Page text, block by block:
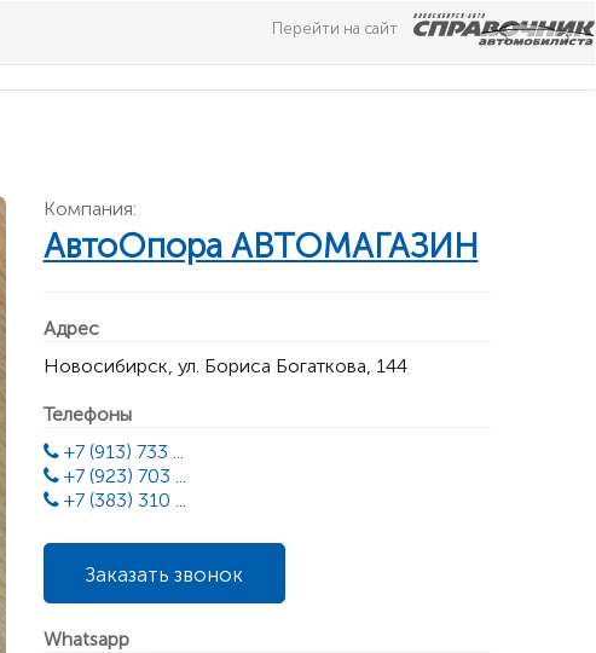
Перейти на сайт
Компания:
АвтоОпора АВТОМАГАЗИН
Адрес
Новосибирск, ул. Бориса Богаткова, 144
Телефоны
+7 (913) 733 ...
+7 (923) 703 ...
+7 (383) 310 ...
Заказать звонок
Whatsapp